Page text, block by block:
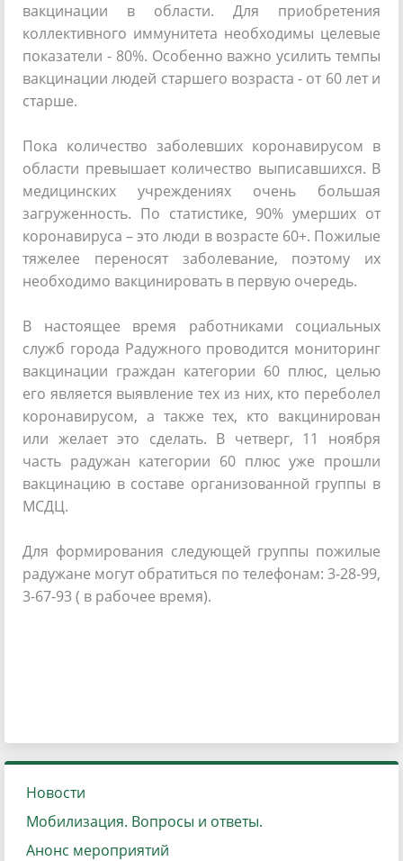
вакцинации в области. Для приобретения
коллективного иммунитета необходимы целевые
показатели - 80%. Особенно важно усилить темпы
вакцинации людей старшего возраста - от 60 лет и
старше.
Пока количество заболевших коронавирусом в
области превышает количество выписавшихся. В
медицинских учреждениях очень большая
загруженность. По статистике, 90% умерших от
коронавируса – это люди в возрасте 60+. Пожилые
тяжелее переносят заболевание, поэтому их
необходимо вакцинировать в первую очередь.
В настоящее время работниками социальных
служб города Радужного проводится мониторинг
вакцинации граждан категории 60 плюс, целью
его является выявление тех из них, кто переболел
коронавирусом, а также тех, кто вакцинирован
или желает это сделать. В четверг, 11 ноября
часть радужан категории 60 плюс уже прошли
вакцинацию в составе организованной группы в
МСДЦ.
Для формирования следующей группы пожилые
радужане могут обратиться по телефонам: 3-28-99,
3-67-93 ( в рабочее время).
Новости
Мобилизация. Вопросы и ответы.
Анонс мероприятий